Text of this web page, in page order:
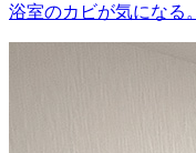
浴室のカビが気になる。